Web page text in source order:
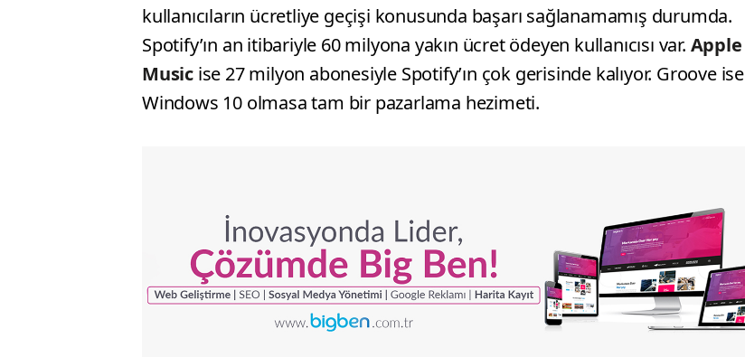
kullanıcıların ücretliye geçişi konusunda başarı sağlanamamış durumda.
Spotify’ın an itibariyle 60 milyona yakın ücret ödeyen kullanıcısı var. Apple
Music ise 27 milyon abonesiyle Spotify’ın çok gerisinde kalıyor. Groove ise
Windows 10 olmasa tam bir pazarlama hezimeti.